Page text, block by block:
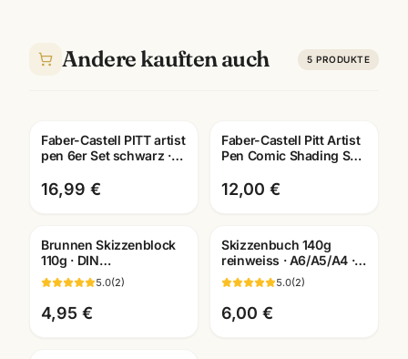
Andere kauften auch 5 PRODUKTE
Faber-Castell PITT artist
pen 6er Set schwarz ·
dokumentenecht
16,99 €
Faber-Castell Pitt Artist
Pen Comic Shading Set
pigmentiert
12,00 €
Brunnen Skizzenblock
110g · DIN
A2/A3/A4/A5/A6
wählbar ·
Künstlerbedarf
Mannheim
5.0(2)
4,95 €
Skizzenbuch 140g
reinweiss · A6/A5/A4 ·
Zeichenpapier für
Studien unterwegs
5.0(2)
6,00 €